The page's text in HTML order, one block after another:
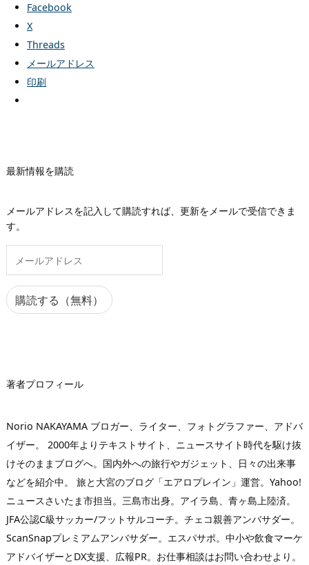
Facebook
X
Threads
メールアドレス
印刷
最新情報を購読
メールアドレスを記入して購読すれば、更新をメールで受信できま
す。
ア
ド
購読する（無料）
著者プロフィール
Norio NAKAYAMA ブロガー、ライター、フォトグラファー、アドバ
イザー。 2000年よりテキストサイト、ニュースサイト時代を駆け抜
けそのままブログへ。国内外への旅行やガジェット、日々の出来事
などを紹介中。 旅と大宮のブログ「エアロプレイン」運営。Yahoo!
ニュースさいたま市担当。三島市出身。アイラ島、青ヶ島上陸済。
JFA公認C級サッカー/フットサルコーチ。チェコ親善アンバサダー。
ScanSnapプレミアムアンバサダー。エスパサポ。中小や飲食マーケ
アドバイザーとDX支援、広報PR。お仕事相談はお問い合わせより。